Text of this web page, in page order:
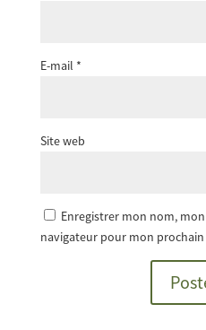
E-mail *
Site web
Enregistrer mon nom,
navigateur pour mon